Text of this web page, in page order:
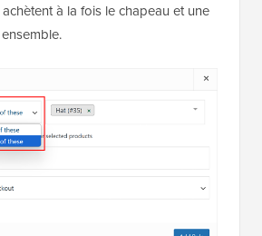
à la fois le chapeau et une